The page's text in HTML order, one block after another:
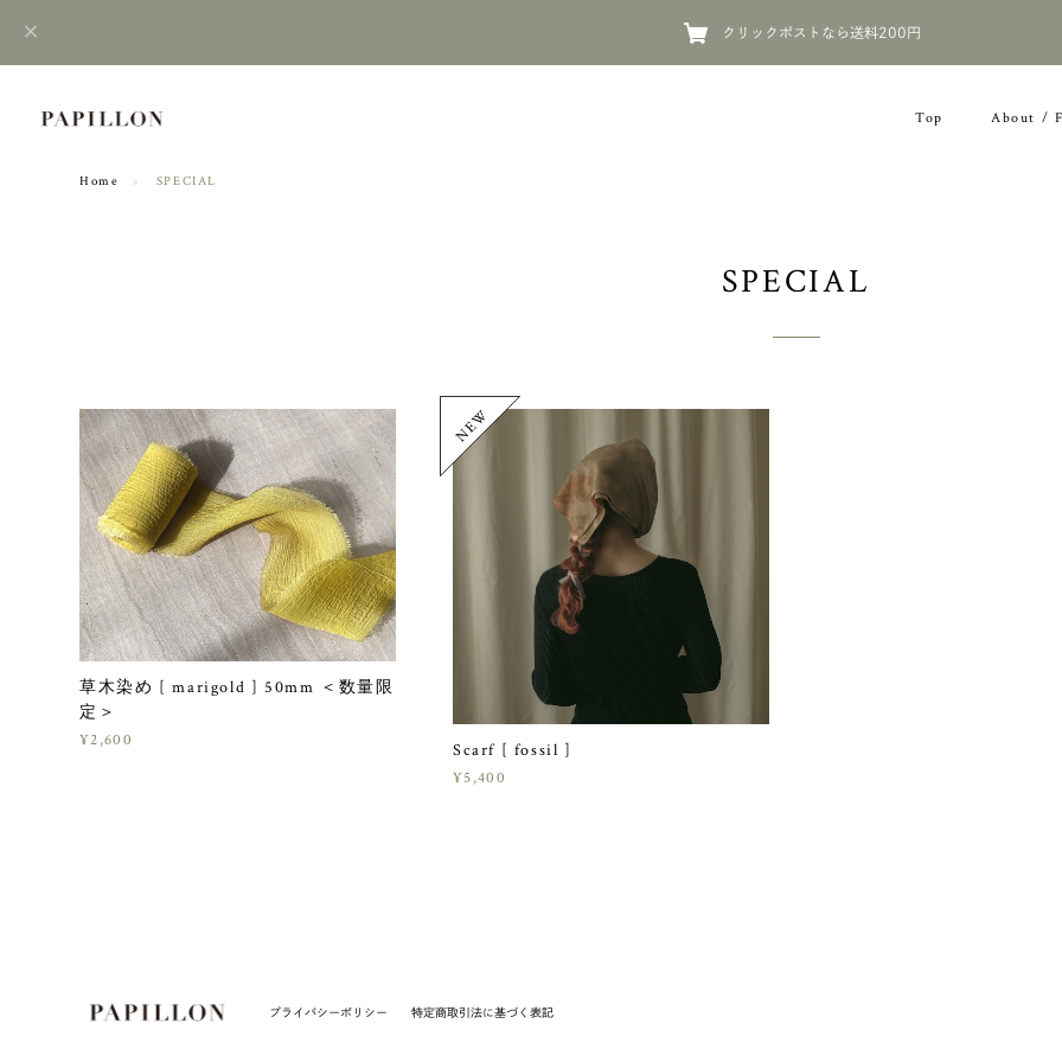
クリックポストなら送料200円
Top About /
Home SPECIAL
SPECIAL
草木染め [ marigold ] 50mm ＜数量限
定＞
¥2,600 Scarf [ fossil ]
¥5,400
プライバシーポリシー 特定商取引法に基づく表記